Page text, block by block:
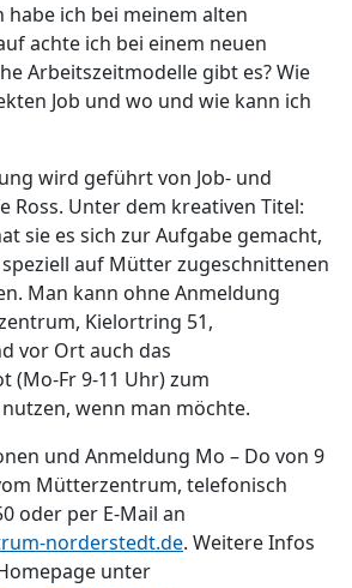
habe ich bei meinem alten
achte ich bei einem neuen
Arbeitszeitmodelle gibt es? Wie
Job und wo und wie kann ich
wird geführt von Job- und
Ross. Unter dem kreativen Titel:
sie es sich zur Aufgabe gemacht,
auf Mütter zugeschnittenen
Man kann ohne Anmeldung
Kielortring 51,
vor Ort auch das
(Mo-Fr 9-11 Uhr) zum
wenn man möchte.
und Anmeldung Mo – Do von 9
Mütterzentrum, telefonisch
oder per E-Mail an
norderstedt.de. Weitere Infos
unter